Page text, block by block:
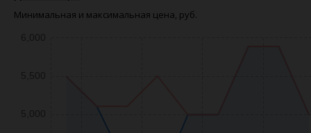
Минимальная и максимальная цена, руб.